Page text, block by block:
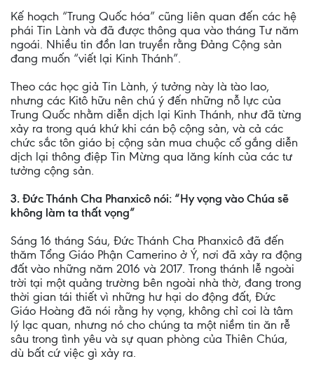
Kế hoạch “Trung Quốc hóa” cũng liên quan đến các hệ
phái Tin Lành và đã được thông qua vào tháng Tư năm
ngoái. Nhiều tin đồn lan truyền rằng Đảng Cộng sản
đang muốn “viết lại Kinh Thánh”.
Theo các học giả Tin Lành, ý tưởng này là tào lao,
nhưng các Kitô hữu nên chú ý đến những nỗ lực của
Trung Quốc nhằm diễn dịch lại Kinh Thánh, như đã từng
xảy ra trong quá khứ khi cán bộ cộng sản, và cả các
chức sắc tôn giáo bị cộng sản mua chuộc cố gắng diễn
dịch lại thông điệp Tin Mừng qua lăng kính của các tư
tưởng cộng sản.
3. Đức Thánh Cha Phanxicô nói: “Hy vọng vào Chúa sẽ
không làm ta thất vọng”
Sáng 16 tháng Sáu, Đức Thánh Cha Phanxicô đã đến
thăm Tổng Giáo Phận Camerino ở Ý, nơi đã xảy ra động
đất vào những năm 2016 và 2017. Trong thánh lễ ngoài
trời tại một quảng trường bên ngoài nhà thờ, đang trong
thời gian tái thiết vì những hư hại do động đất, Đức
Giáo Hoàng đã nói rằng hy vọng, không chỉ coi là tâm
lý lạc quan, nhưng nó cho chúng ta một niềm tin ăn rễ
sâu trong tình yêu và sự quan phòng của Thiên Chúa,
dù bất cứ việc gì xảy ra.